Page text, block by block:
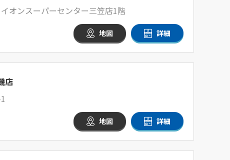
オンスーパーセンター三笠店1階
地図 詳細
店
地図 詳細